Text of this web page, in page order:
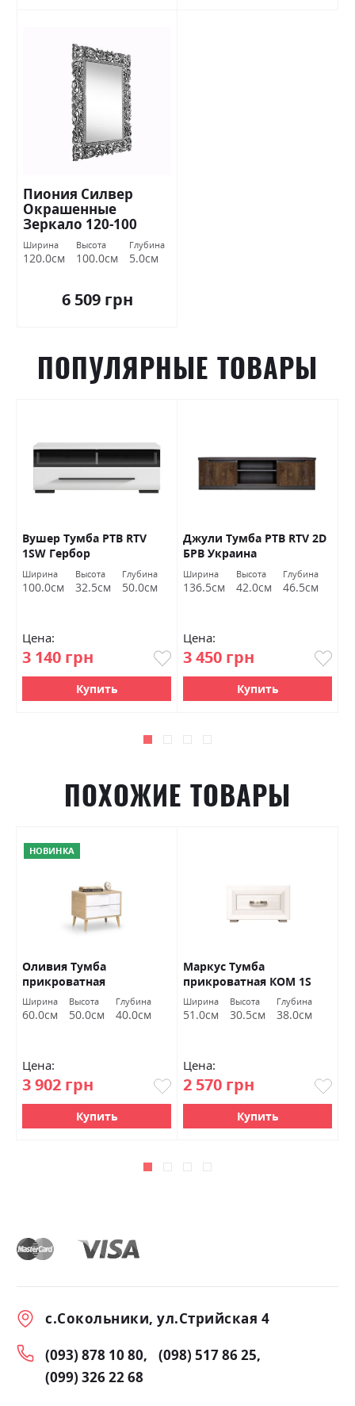
Пиония Силвер
Окрашенные
Зеркало 120-100
Миромарк
Ширина
120.0см
Высота
100.0см
Глубина
5.0см
6 509 грн
ПОПУЛЯРНЫЕ ТОВАРЫ
Вушер Тумба РТВ RTV
1SW Гербор
Ширина
100.0см
Высота
32.5см
Глубина
50.0см
Цена:
3 140 грн
Купить
Джули Тумба РТВ RTV 2D
БРВ ​​Украина
Ширина
136.5см
Высота
42.0см
Глубина
46.5см
Цена:
3 450 грн
Купить
ПОХОЖИЕ ТОВАРЫ
НОВИНКА
Оливия Тумба
прикроватная
2шх.Белый Глянец/Дуб
Кремона Миромарк
Ширина
60.0см
Высота
50.0см
Глубина
40.0см
Цена:
3 902 грн
Купить
Маркус Тумба
прикроватная КОМ 1S
БРВ Украина
Ширина
51.0см
Высота
30.5см
Глубина
38.0см
Цена:
2 570 грн
Купить
с.Сокольники, ул.Стрийская 4
(093) 878 10 80
(098) 517 86 25
(099) 326 22 68